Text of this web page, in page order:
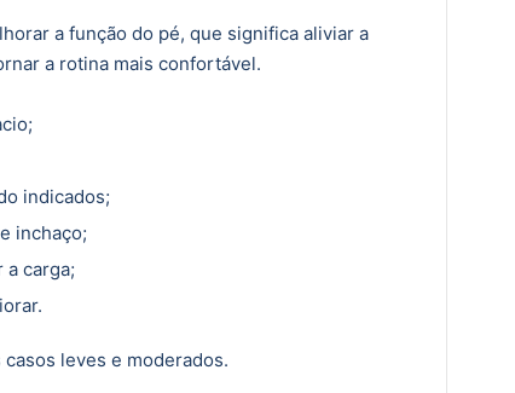
a função do pé, que significa aliviar a
a rotina mais confortável.
indicados;
inchaço;
carga;
leves e moderados.